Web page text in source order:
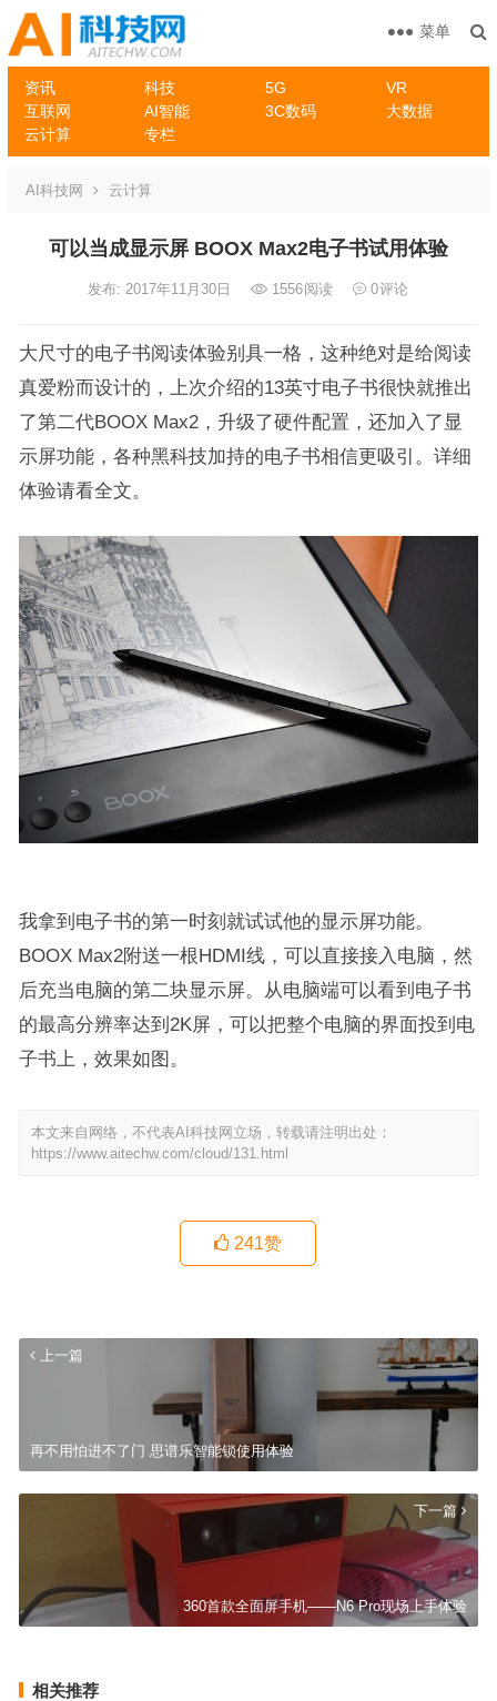
资讯 科技 5G
VR
互联网
AI智能 3C数码
大数据
云计算
专栏
菜单
AI科技网 云计算
可以当成显示屏 BOOX Max2电子书试用体验
发布: 2017年11月30日 1556阅读 0评论
大尺寸的电子书阅读体验别具一格，这种绝对是给阅读
真爱粉而设计的，上次介绍的13英寸电子书很快就推出
了第二代BOOX Max2，升级了硬件配置，还加入了显
示屏功能，各种黑科技加持的电子书相信更吸引。详细
体验请看全文。
我拿到电子书的第一时刻就试试他的显示屏功能。
BOOX Max2附送一根HDMI线，可以直接接入电脑，然
后充当电脑的第二块显示屏。从电脑端可以看到电子书
的最高分辨率达到2K屏，可以把整个电脑的界面投到电
子书上，效果如图。
本文来自网络，不代表AI科技网立场，转载请注明出处：
https://www.aitechw.com/cloud/131.html
241赞
上一篇
再不用怕进不了门 思谱乐智能锁使用体验
下一篇
360首款全面屏手机——N6 Pro现场上手体验
相关推荐